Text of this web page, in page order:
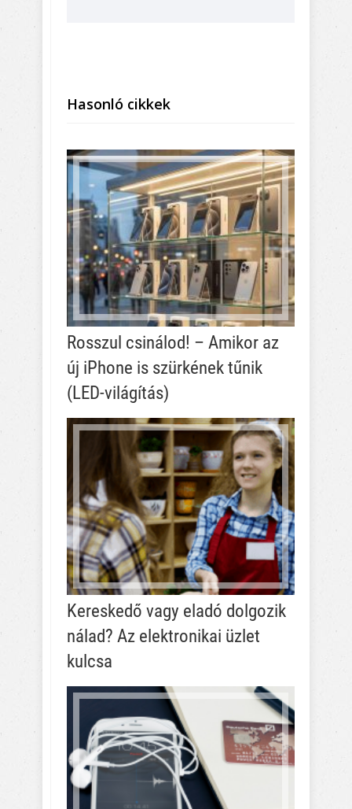
Hasonló cikkek
Rosszul csinálod! – Amikor az
új iPhone is szürkének tűnik
(LED-világítás)
Kereskedő vagy eladó dolgozik
nálad? Az elektronikai üzlet
kulcsa